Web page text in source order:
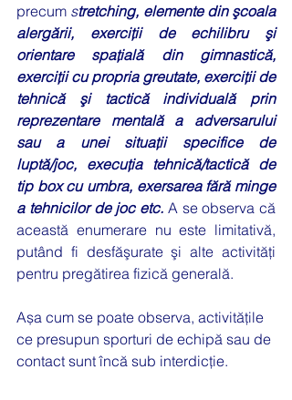
precum stretching, elemente din şcoala
alergării, exerciţii de echilibru şi
orientare spaţială din gimnastică,
exerciţii cu propria greutate, exerciţii de
tehnică şi tactică individuală prin
reprezentare mentală a adversarului
sau a unei situaţii specifice de
luptă/joc, execuţia tehnică/tactică de
tip box cu umbra, exersarea fără minge
a tehnicilor de joc etc. A se observa că
această enumerare nu este limitativă,
putând fi desfăşurate şi alte activităţi
pentru pregătirea fizică generală.
Așa cum se poate observa, activitățile
ce presupun sporturi de echipă sau de
contact sunt încă sub interdicție.